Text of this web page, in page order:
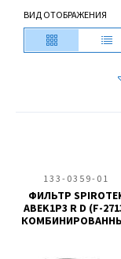
ВИД ОТОБРАЖЕНИЯ
133-0359-01
ФИЛЬТР
ABEK1P3 R D (F-